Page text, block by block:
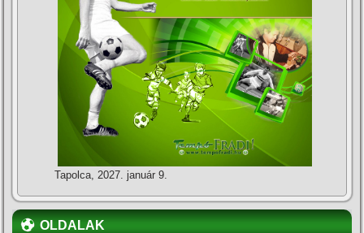
Tapolca, 2027. január 9.
OLDALAK